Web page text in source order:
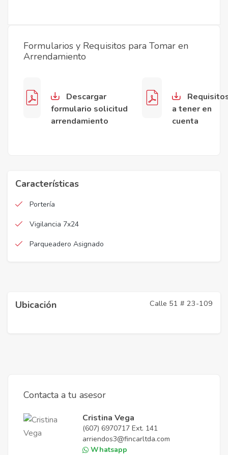
Formularios y Requisitos para Tomar en
Arrendamiento
Descargar
formulario solicitud
arrendamiento
a tener en
cuenta
Características
Portería
Vigilancia 7x24
Parqueadero Asignado
Ubicación Calle 51 # 23-109
Contacta a tu asesor
Cristina Vega
(607) 6970717 Ext. 141
arriendos3@fincarltda.com
Whatsapp